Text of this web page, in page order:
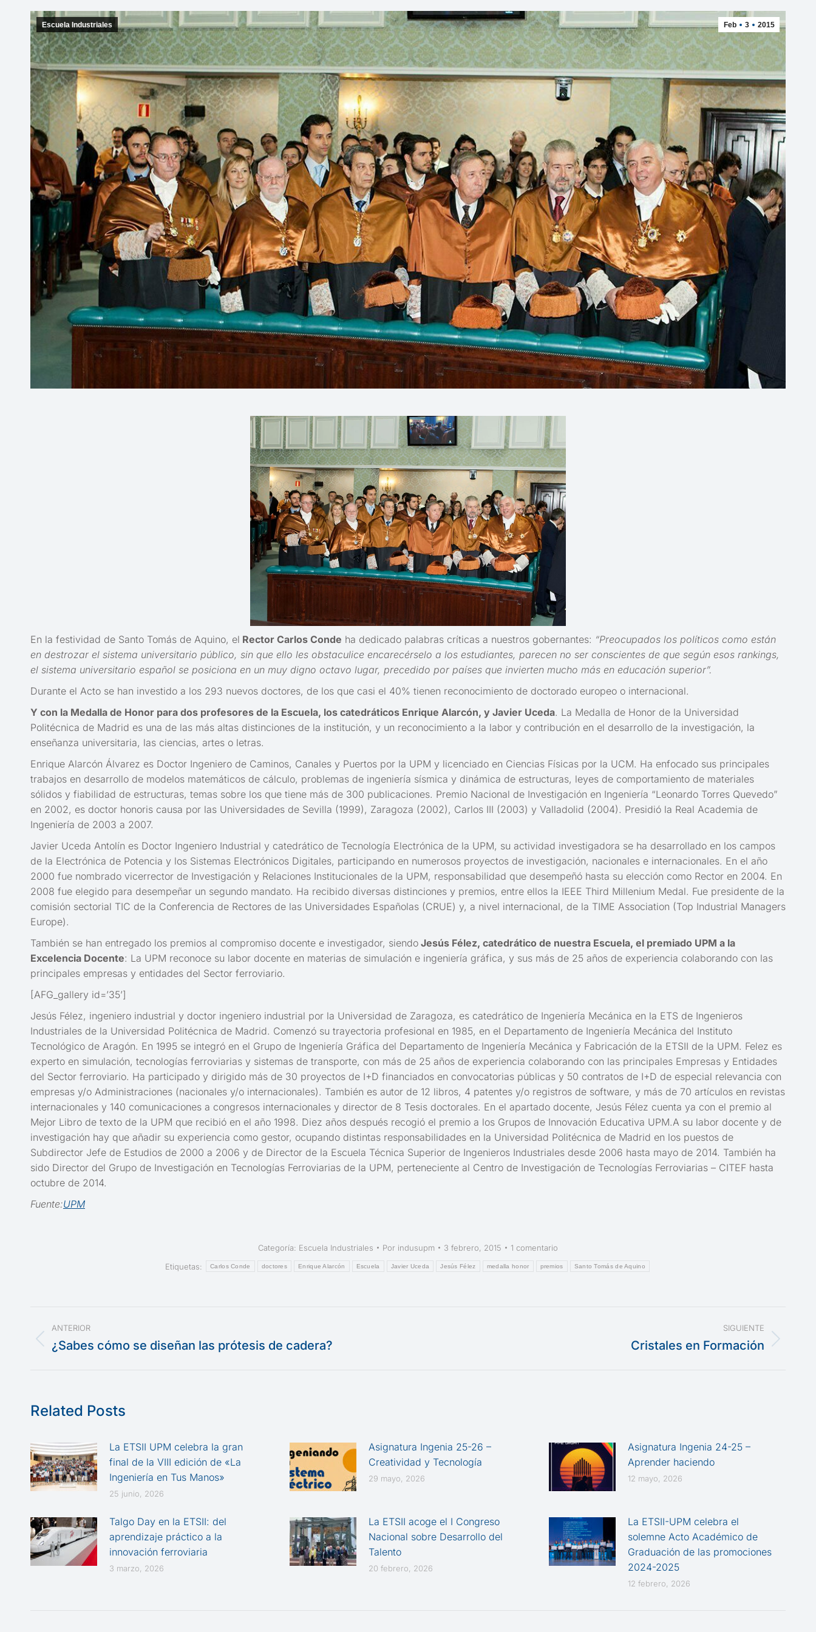
Feb 3 2015
Escuela Industriales
En la festividad de Santo Tomás de Aquino, el Rector Carlos Conde ha dedicado palabras críticas a nuestros gobernantes: “Preocupados los políticos como están
en destrozar el sistema universitario público, sin que ello les obstaculice encarecérselo a los estudiantes, parecen no ser conscientes de que según esos rankings,
el sistema universitario español se posiciona en un muy digno octavo lugar, precedido por países que invierten mucho más en educación superior”.
Durante el Acto se han investido a los 293 nuevos doctores, de los que casi el 40% tienen reconocimiento de doctorado europeo o internacional.
Y con la Medalla de Honor para dos profesores de la Escuela, los catedráticos Enrique Alarcón, y Javier Uceda. La Medalla de Honor de la Universidad
Politécnica de Madrid es una de las más altas distinciones de la institución, y un reconocimiento a la labor y contribución en el desarrollo de la investigación, la
enseñanza universitaria, las ciencias, artes o letras.
Enrique Alarcón Álvarez es Doctor Ingeniero de Caminos, Canales y Puertos por la UPM y licenciado en Ciencias Físicas por la UCM. Ha enfocado sus principales
trabajos en desarrollo de modelos matemáticos de cálculo, problemas de ingeniería sísmica y dinámica de estructuras, leyes de comportamiento de materiales
sólidos y fiabilidad de estructuras, temas sobre los que tiene más de 300 publicaciones. Premio Nacional de Investigación en Ingeniería “Leonardo Torres Quevedo”
en 2002, es doctor honoris causa por las Universidades de Sevilla (1999), Zaragoza (2002), Carlos III (2003) y Valladolid (2004). Presidió la Real Academia de
Ingeniería de 2003 a 2007.
Javier Uceda Antolín es Doctor Ingeniero Industrial y catedrático de Tecnología Electrónica de la UPM, su actividad investigadora se ha desarrollado en los campos
de la Electrónica de Potencia y los Sistemas Electrónicos Digitales, participando en numerosos proyectos de investigación, nacionales e internacionales. En el año
2000 fue nombrado vicerrector de Investigación y Relaciones Institucionales de la UPM, responsabilidad que desempeñó hasta su elección como Rector en 2004. En
2008 fue elegido para desempeñar un segundo mandato. Ha recibido diversas distinciones y premios, entre ellos la IEEE Third Millenium Medal. Fue presidente de la
comisión sectorial TIC de la Conferencia de Rectores de las Universidades Españolas (CRUE) y, a nivel internacional, de la TIME Association (Top Industrial Managers
Europe).
También se han entregado los premios al compromiso docente e investigador, siendo Jesús Félez, catedrático de nuestra Escuela, el premiado UPM a la
Excelencia Docente: La UPM reconoce su labor docente en materias de simulación e ingeniería gráfica, y sus más de 25 años de experiencia colaborando con las
principales empresas y entidades del Sector ferroviario.
[AFG_gallery id=’35’]
Jesús Félez, ingeniero industrial y doctor ingeniero industrial por la Universidad de Zaragoza, es catedrático de Ingeniería Mecánica en la ETS de Ingenieros
Industriales de la Universidad Politécnica de Madrid. Comenzó su trayectoria profesional en 1985, en el Departamento de Ingeniería Mecánica del Instituto
Tecnológico de Aragón. En 1995 se integró en el Grupo de Ingeniería Gráfica del Departamento de Ingeniería Mecánica y Fabricación de la ETSII de la UPM. Felez es
experto en simulación, tecnologías ferroviarias y sistemas de transporte, con más de 25 años de experiencia colaborando con las principales Empresas y Entidades
del Sector ferroviario. Ha participado y dirigido más de 30 proyectos de I+D financiados en convocatorias públicas y 50 contratos de I+D de especial relevancia con
empresas y/o Administraciones (nacionales y/o internacionales). También es autor de 12 libros, 4 patentes y/o registros de software, y más de 70 artículos en revistas
internacionales y 140 comunicaciones a congresos internacionales y director de 8 Tesis doctorales. En el apartado docente, Jesús Félez cuenta ya con el premio al
Mejor Libro de texto de la UPM que recibió en el año 1998. Diez años después recogió el premio a los Grupos de Innovación Educativa UPM.A su labor docente y de
investigación hay que añadir su experiencia como gestor, ocupando distintas responsabilidades en la Universidad Politécnica de Madrid en los puestos de
Subdirector Jefe de Estudios de 2000 a 2006 y de Director de la Escuela Técnica Superior de Ingenieros Industriales desde 2006 hasta mayo de 2014. También ha
sido Director del Grupo de Investigación en Tecnologías Ferroviarias de la UPM, perteneciente al Centro de Investigación de Tecnologías Ferroviarias – CITEF hasta
octubre de 2014.
Fuente:UPM
Categoría: Escuela Industriales Por indusupm 3 febrero, 2015
1 comentario
Etiquetas:
Carlos Conde doctores Enrique Alarcón Escuela Javier Uceda Jesús Félez medalla honor premios Santo Tomás de Aquino
Navegación
entre
ANTERIOR
Publicación
¿Sabes cómo se diseñan las prótesis de cadera?
SIGUIENTE
Cristales en Formación
Related Posts
La ETSII UPM celebra la gran
final de la VIII edición de «La
Ingeniería en Tus Manos»
25 junio, 2026
Asignatura Ingenia 25-26 –
Creatividad y Tecnología
29 mayo, 2026
Asignatura Ingenia 24-25 –
Aprender haciendo
12 mayo, 2026
Talgo Day en la ETSII: del
aprendizaje práctico a la
innovación ferroviaria
3 marzo, 2026
La ETSII acoge el I Congreso
Nacional sobre Desarrollo del
Talento
20 febrero, 2026
La ETSII-UPM celebra el
solemne Acto Académico de
Graduación de las promociones
2024-2025
12 febrero, 2026